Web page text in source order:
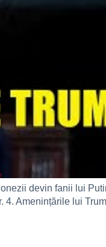
devin fanii lui
4. Amenințările lui